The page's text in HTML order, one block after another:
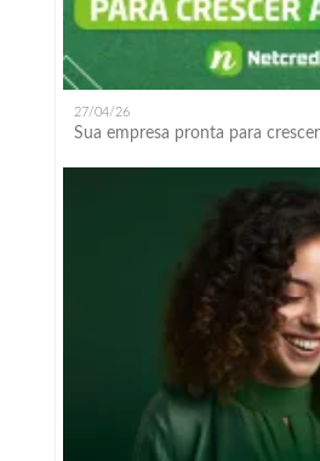
27/04/26
Sua empresa pronta para